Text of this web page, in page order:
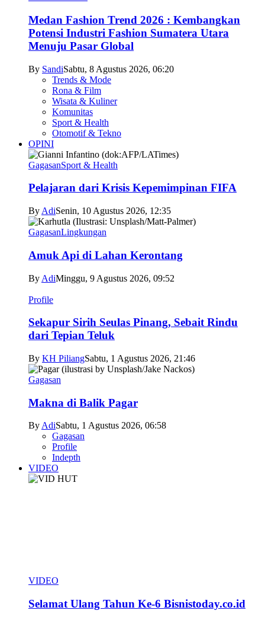
Medan Fashion Trend 2026 : Kembangkan
Potensi Industri Fashion Sumatera Utara
Menuju Pasar Global
By SandiSabtu, 8 Agustus 2026, 06:20
Trends & Mode
Rona & Film
Wisata & Kuliner
Komunitas
Sport & Health
Otomotif & Tekno
OPINI
GagasanSport & Health
Pelajaran dari Krisis Kepemimpinan FIFA
By AdiSenin, 10 Agustus 2026, 12:35
GagasanLingkungan
Amuk Api di Lahan Kerontang
By AdiMinggu, 9 Agustus 2026, 09:52
Profile
Sekapur Sirih Seulas Pinang, Sebait Rindu
dari Tepian Teluk
By KH PiliangSabtu, 1 Agustus 2026, 21:46
Gagasan
Makna di Balik Pagar
ByAdiSabtu, 1 Agustus 2026, 06:58
Gagasan
Profile
Indepth
VIDEO
VIDEO
Selamat Ulang Tahun Ke-6 Bisnistoday.co.id